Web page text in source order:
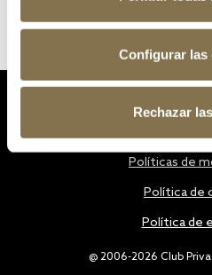
Configurar las
Rechazar
@ 2006-2026 Club
Políticas de
Política de
Política de